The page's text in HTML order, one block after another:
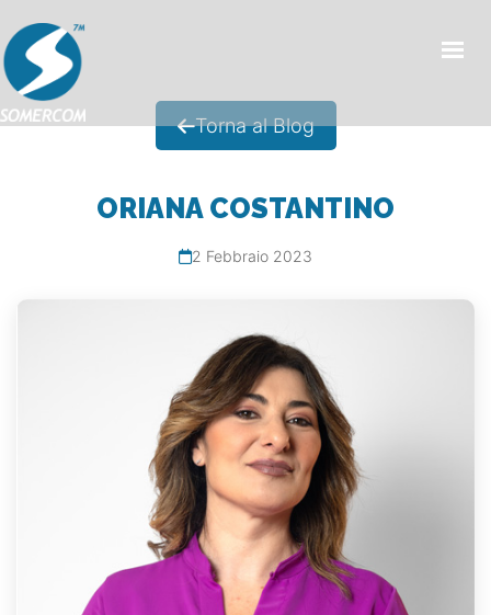
CHI SIAMO
CONDIZIONI GENERALI DI VENDITA
CONTATTI
Torna al Blog
ORIANA COSTANTINO
2 Febbraio 2023